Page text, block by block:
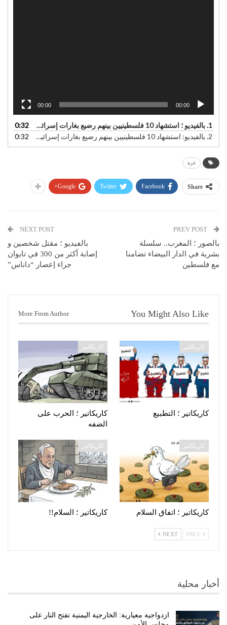
00:00
00:00
1. بالفیدیو ؛ استشهاد 10 فلسطينيين بينهم رضيع بغارات إسرائيلية على غزة - شفقنا العربي
0:32
2. بالفیدیو: استشهاد 10 فلسطينيين بينهم رضيع بغارات إسرائيلية على غزة - شفقنا العربي 0:32
غزة
Share
Facebook
Twitter
Google+
بالصور ؛ المغرب.. سلسلة
بشرية في الدار البيضاء تضامنا
مع فلسطين
NEXT POST
بالفیدیو ؛ مقتل شخصين و
إصابة أكثر من 300 في تايوان
جراء إعصار “داناس”
You Might Also Like
More From Author
كاريكاتير
کاریکاتیر ؛ التطبيع
كاريكاتير
كاريكاتير ؛ الحرب على
الضفه
كاريكاتير
كاريكاتير ؛ اتفاق السلام
كاريكاتير
كاريكاتير ؛ السلام!!
NEXT
أخبار محلية
ازدواجية معيارية: الخارجية اليمنية تفتح النار على